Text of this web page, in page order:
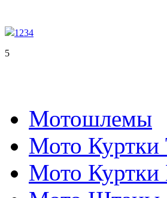
1 234
5
Мотошлемы
Мото Куртки
Мото